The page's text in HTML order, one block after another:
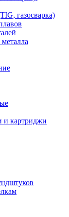
газосварка)
и картриджи